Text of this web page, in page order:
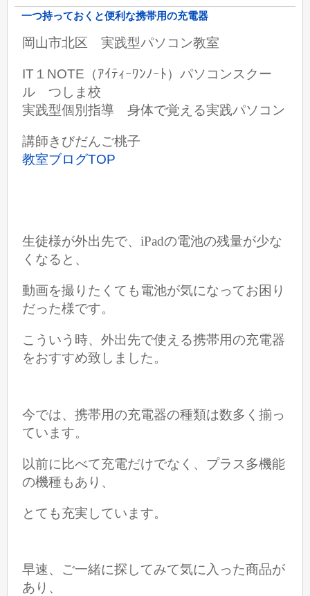
一つ持っておくと便利な携帯用の充電器
岡山市北区 実践型パソコン教室
IT１NOTE（ｱｲﾃｨｰﾜﾝﾉｰﾄ）パソコンスクー
ル つしま校
実践型個別指導 身体で覚える実践パソコン
講師きびだんご桃子
教室ブログTOP
生徒様が外出先で、iPadの電池の残量が少な
くなると、
動画を撮りたくても電池が気になってお困り
だった様です。
こういう時、外出先で使える携帯用の充電器
をおすすめ致しました。
今では、携帯用の充電器の種類は数多く揃っ
ています。
以前に比べて充電だけでなく、プラス多機能
の機種もあり、
とても充実しています。
早速、ご一緒に探してみて気に入った商品が
あり、